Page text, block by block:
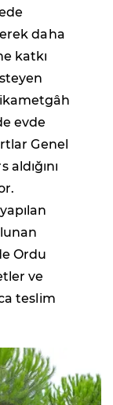
daha
katkı
evde
Genel
Ordu
ve
teslim